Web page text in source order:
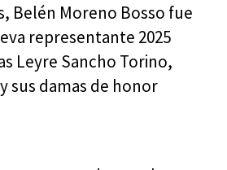
Belén Moreno Bosso fue
representante 2025
Leyre Sancho Torino,
sus damas de honor